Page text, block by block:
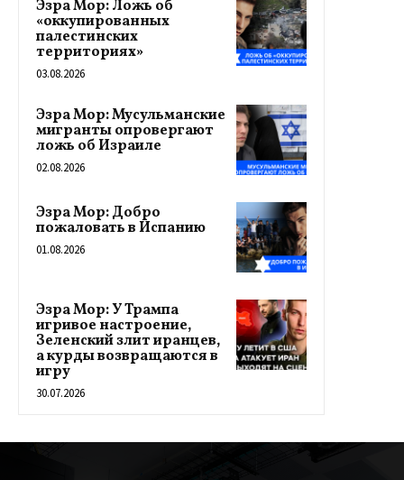
Эзра Мор: Ложь об
«оккупированных
палестинских
территориях»
03.08.2026
Эзра Мор: Мусульманские
мигранты опровергают
ложь об Израиле
02.08.2026
Эзра Мор: Добро
пожаловать в Испанию
01.08.2026
Эзра Мор: У Трампа
игривое настроение,
Зеленский злит иранцев,
а курды возвращаются в
игру
30.07.2026